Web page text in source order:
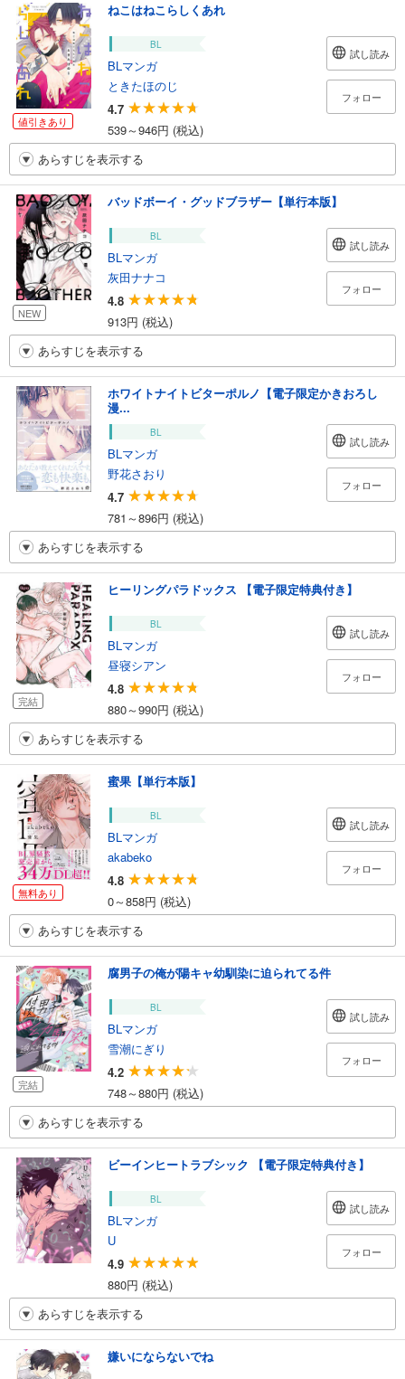
値引きあり
ねこはねこらしくあれ
BL
BLマンガ
ときたほのじ
4.7
539～946円 (税込)
試し読み
フォロー
あらすじを表示する
NEW
バッドボーイ・グッドブラザー【単行本版】
BL
BLマンガ
灰田ナナコ
4.8
913円 (税込)
試し読み
フォロー
あらすじを表示する
ホワイトナイトビターポルノ【電子限定かきおろし
漫...
BL
BLマンガ
野花さおり
4.7
781～896円 (税込)
試し読み
フォロー
あらすじを表示する
完結
ヒーリングパラドックス 【電子限定特典付き】
BL
BLマンガ
昼寝シアン
4.8
880～990円 (税込)
試し読み
フォロー
あらすじを表示する
無料あり
蜜果【単行本版】
BL
BLマンガ
akabeko
4.8
0～858円 (税込)
試し読み
フォロー
あらすじを表示する
完結
腐男子の俺が陽キャ幼馴染に迫られてる件
BL
BLマンガ
雪潮にぎり
4.2
748～880円 (税込)
試し読み
フォロー
あらすじを表示する
ビーインヒートラブシック 【電子限定特典付き】
BL
BLマンガ
U
4.9
880円 (税込)
試し読み
フォロー
あらすじを表示する
嫌いにならないでね